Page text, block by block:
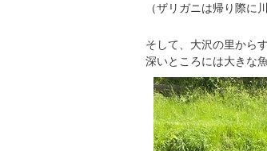
（ザリガニは帰り際に
そして、大沢の里から
深いところには大きな